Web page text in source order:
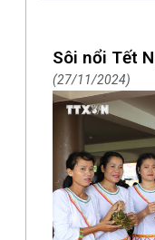
Sôi nổi Tết
27/11/2024